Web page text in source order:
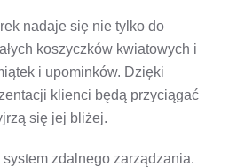
nadaje się nie tylko do
koszyczków kwiatowych i
i upominków. Dzięki
klienci będą przyciągać
się jej bliżej.
zdalnego zarządzania.